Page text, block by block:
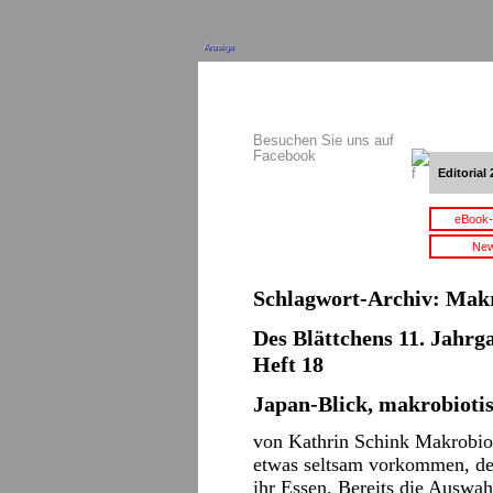
Anzeige
Besuchen Sie uns auf
Facebook
Editorial
Schlagwort-Archiv:
Des Blättchens 11.
Heft 18
Japan-Blick,
von Kathrin Schink
etwas seltsam vorkommen,
ihr Essen. Bereits die